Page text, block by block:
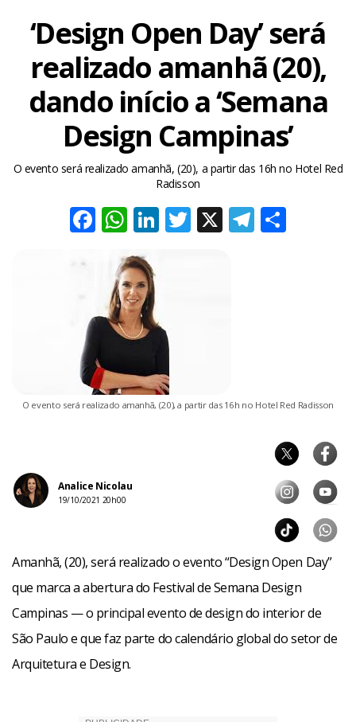
‘Design Open Day’ será
realizado amanhã (20),
dando início a ‘Semana
Design Campinas’
O evento será realizado amanhã, (20), a partir das 16h no Hotel Red
Radisson
Facebook
WhatsApp
LinkedIn
Twitter
X
O evento será realizado amanhã, (20), a partir das 16h no Hotel Red Radisson
Analice Nicolau
19/10/2021 20h00
Amanhã, (20), será realizado o evento “Design Open Day”
que marca a abertura do Festival de Semana Design
Campinas — o principal evento de design do interior de
São Paulo e que faz parte do calendário global do setor de
Arquitetura e Design.